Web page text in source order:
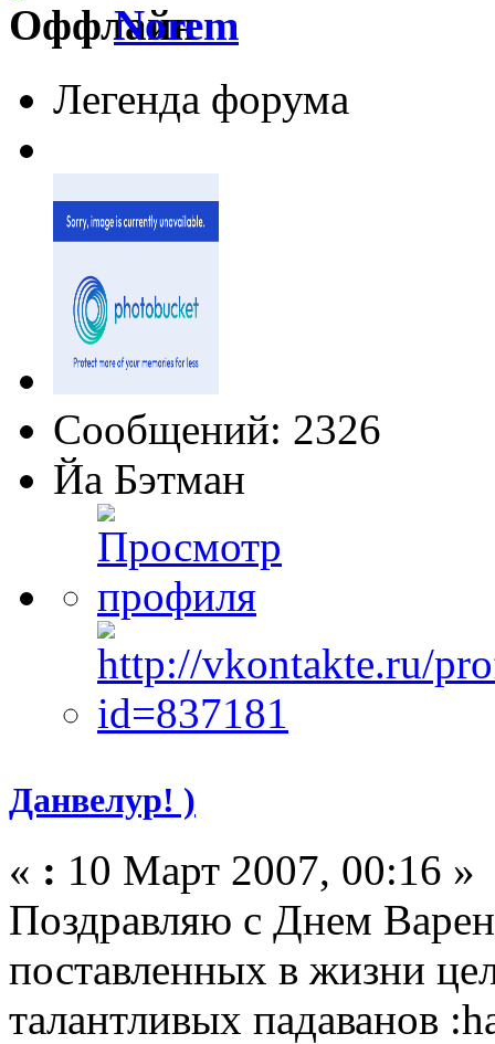
Norem
Легенда форума
Сообщений: 2326
Йа Бэтман
Данвелур! )
« : 10 Март 2007, 00:16 »
Поздравляю с Днем
поставленных в жизни
талантливых падаванов